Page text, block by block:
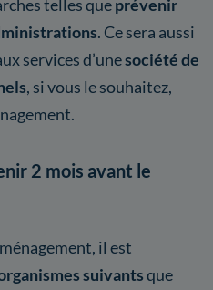
telles queprévenir
. Ce sera aussi
services d’unesociété de
, si vous le souhaitez,
2 mois avant le
il est
suivantsque